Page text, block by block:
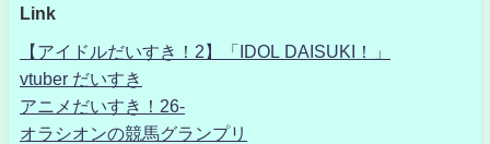
Link
【アイドルだいすき！2】「IDOL DAISUKI！」
vtuber だいすき
アニメだいすき！26-
オラシオンの競馬グランプリ